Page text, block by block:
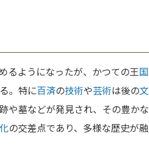
るようになったが、かつての王国
。特に百済の技術や芸術は後の
や墓などが発見され、その豊か
の交差点であり、多様な歴史が